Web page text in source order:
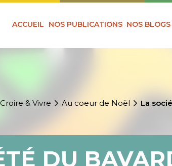
ACCUEIL NOS PUBLICATIONS NOS BLOGS
Croire & Vivre Au coeur de Noël La
DU